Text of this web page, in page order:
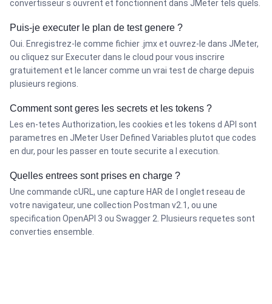
convertisseur s ouvrent et fonctionnent dans JMeter tels quels.
Puis-je executer le plan de test genere ?
Oui. Enregistrez-le comme fichier .jmx et ouvrez-le dans JMeter,
ou cliquez sur Executer dans le cloud pour vous inscrire
gratuitement et le lancer comme un vrai test de charge depuis
plusieurs regions.
Comment sont geres les secrets et les tokens ?
Les en-tetes Authorization, les cookies et les tokens d API sont
parametres en JMeter User Defined Variables plutot que codes
en dur, pour les passer en toute securite a l execution.
Quelles entrees sont prises en charge ?
Une commande cURL, une capture HAR de l onglet reseau de
votre navigateur, une collection Postman v2.1, ou une
specification OpenAPI 3 ou Swagger 2. Plusieurs requetes sont
converties ensemble.